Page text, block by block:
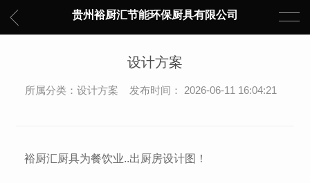
贵州裕厨汇节能环保厨具有限公司
设计方案
所属分类：设计方案 发布时间： 2026-06-11 16:04:21
裕厨汇厨具为餐饮业..出厨房设计图！